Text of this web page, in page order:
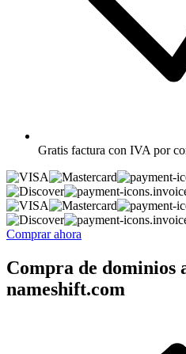
Gratis factura con IVA por
Comprar ahora
Compra de dominios
nameshift.com